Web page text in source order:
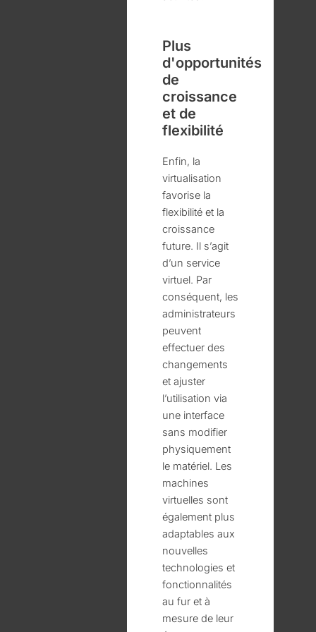
Plus
d'opportunités
de
croissance
et de
flexibilité
Enfin, la
virtualisation
favorise la
flexibilité et la
croissance
future. Il s’agit
d’un service
virtuel. Par
conséquent, les
administrateurs
peuvent
effectuer des
changements
et ajuster
l’utilisation via
une interface
sans modifier
physiquement
le matériel. Les
machines
virtuelles sont
également plus
adaptables aux
nouvelles
technologies et
fonctionnalités
au fur et à
mesure de leur